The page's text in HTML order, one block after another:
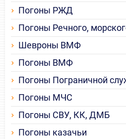
Погоны РЖД
Погоны Речного,
Шевроны ВМФ
Погоны ВМФ
Погоны Пограничной
Погоны МЧС
Погоны СВУ, КК, ДМБ
Погоны казачьи